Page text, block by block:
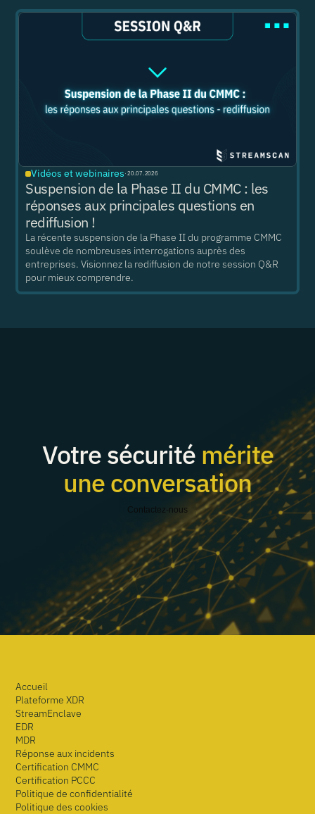
Vidéos et webinaires ·20.07.2026
Suspension de la Phase II du CMMC : les
réponses aux principales questions en
rediffusion !
La récente suspension de la Phase II du programme CMMC
soulève de nombreuses interrogations auprès des
entreprises. Visionnez la rediffusion de notre session Q&R
pour mieux comprendre.
Votre sécurité mérite
une conversation
Contactez-nous
Accueil
Plateforme XDR
StreamEnclave
EDR
MDR
Réponse aux incidents
Certification CMMC
Certification PCCC
Politique de confidentialité
Politique des cookies